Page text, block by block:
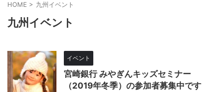
HOME > 九州イベント
九州イベント
イベント
宮崎銀行 みやぎんキッズセミナー
（2019年冬季）の参加者募集中です